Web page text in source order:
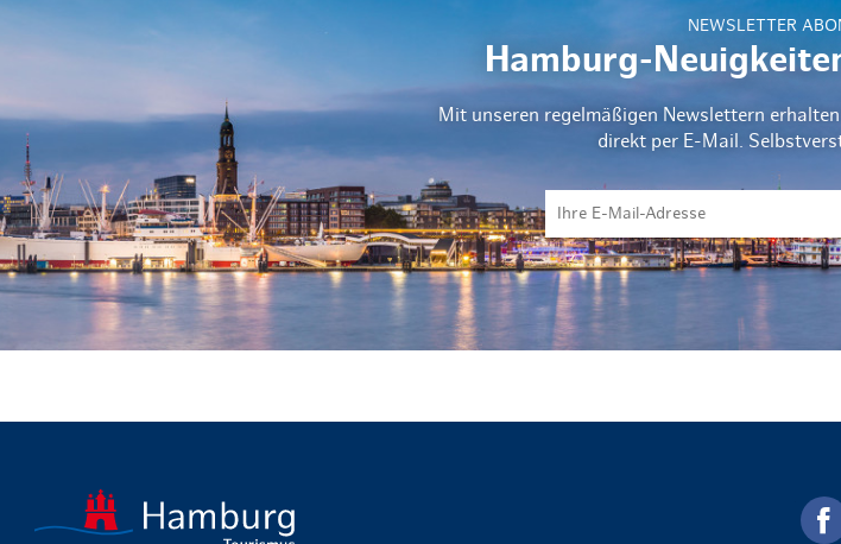
NEWSLETTER
Hamburg-
Mit unseren regelmäßigen Newslettern
direkt per E-Mail.
zurück